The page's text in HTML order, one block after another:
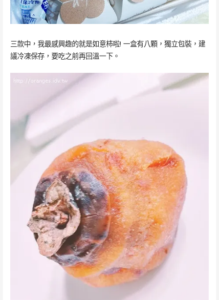
三款中，我最感興趣的就是如意柿啦! 一盒有八顆，獨立包裝，建
議冷凍保存，要吃之前再回溫一下。